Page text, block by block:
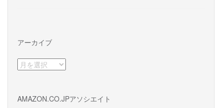
アーカイブ
ア
ー
ブ
AMAZON.CO.JPアソシエイト